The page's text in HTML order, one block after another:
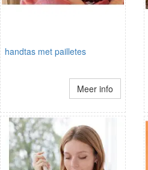
handtas met pailletes
Meer info